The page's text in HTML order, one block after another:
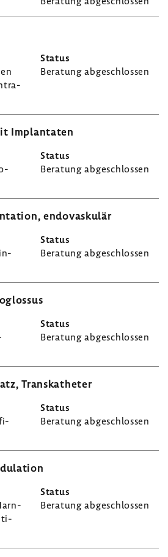
Bera­tung abge­schlossen
Implan­taten
Bera­tung abge­schlossen
endo­vas­kulär
Bera­tung abge­schlossen
Bera­tung abge­schlossen
Trans­ka­theter
Bera­tung abge­schlossen
Bera­tung abge­schlossen